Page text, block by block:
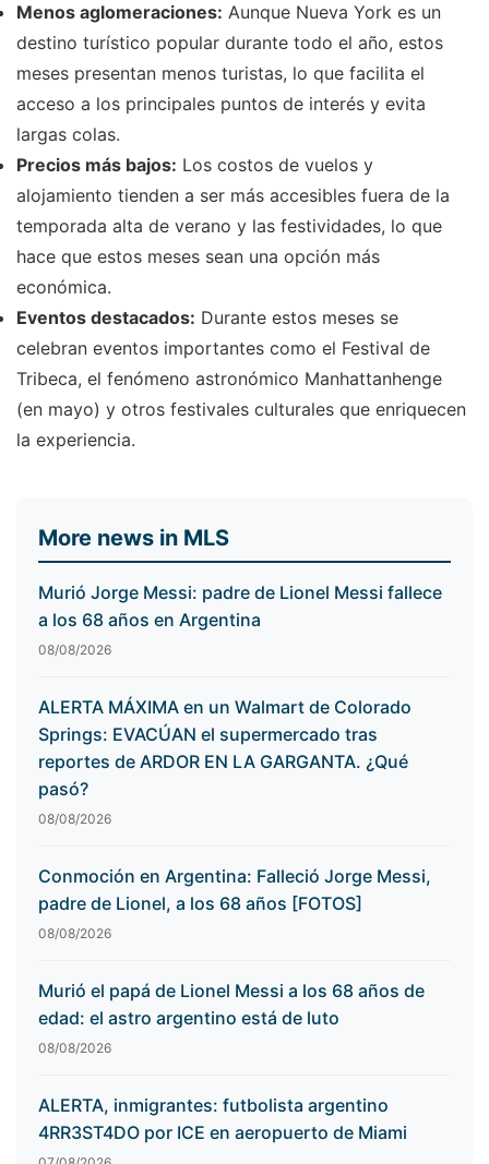
Menos aglomeraciones: Aunque Nueva York es un
destino turístico popular durante todo el año, estos
meses presentan menos turistas, lo que facilita el
acceso a los principales puntos de interés y evita
largas colas.
Precios más bajos: Los costos de vuelos y
alojamiento tienden a ser más accesibles fuera de la
temporada alta de verano y las festividades, lo que
hace que estos meses sean una opción más
económica.
Eventos destacados: Durante estos meses se
celebran eventos importantes como el Festival de
Tribeca, el fenómeno astronómico Manhattanhenge
(en mayo) y otros festivales culturales que enriquecen
la experiencia.
More news in MLS
Murió Jorge Messi: padre de Lionel Messi fallece
a los 68 años en Argentina
08/08/2026
ALERTA MÁXIMA en un Walmart de Colorado
Springs: EVACÚAN el supermercado tras
reportes de ARDOR EN LA GARGANTA. ¿Qué
pasó?
08/08/2026
Conmoción en Argentina: Falleció Jorge Messi,
padre de Lionel, a los 68 años [FOTOS]
08/08/2026
Murió el papá de Lionel Messi a los 68 años de
edad: el astro argentino está de luto
08/08/2026
ALERTA, inmigrantes: futbolista argentino
4RR3ST4DO por ICE en aeropuerto de Miami